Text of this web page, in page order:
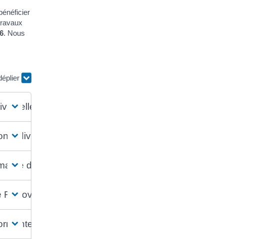
. Nous
?
individuelle ?
d'une maison individuelle ?
performante d'une maison individuelle ?
d'une maison individuelle ?